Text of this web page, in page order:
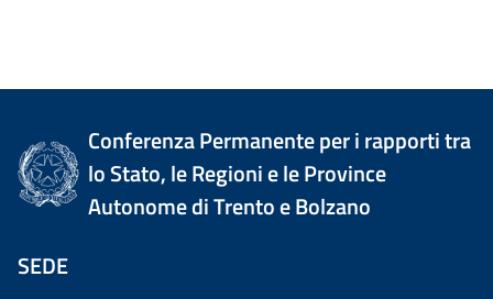
Conferenza Permanente per i rapporti tra
lo Stato, le Regioni e le Province
Autonome di Trento e Bolzano
SEDE